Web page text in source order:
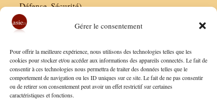
Gérer le consentement
Pour offrir la meilleure expérience, nous utilisons des technologies telles que les
cookies pour stocker et/ou accéder aux informations des appareils connectés. Le fait de
consentir à ces technologies nous permettra de traiter des données telles que le
comportement de navigation ou les ID uniques sur ce site. Le fait de ne pas consentir
ou de retirer son consentement peut avoir un effet restrictif sur certaines
caractéristiques et fonctions.
Défense, Sécurité)
Finaldées EURL
Siège social : 13 avenue Boudon, 75016, Paris
Nous contacter